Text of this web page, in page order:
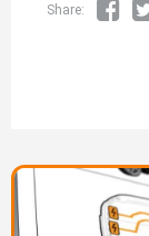
Изображение
Share: